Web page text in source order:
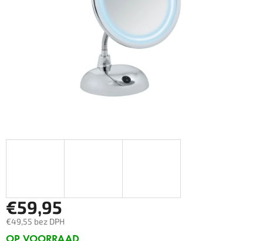
€59,95
€49,55 bez DPH
Měrná